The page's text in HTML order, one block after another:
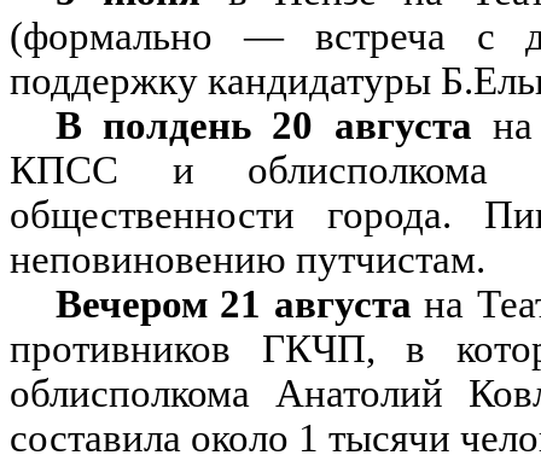
(формально — встреча с
поддержку кандидатуры
В полдень 20 августа
КПСС и облисполкома
общественности города.
неповиновению путчистам.
Вечером 21 августана
противников ГКЧП, в
облисполкома Анатолий
составила около 1 тысячи